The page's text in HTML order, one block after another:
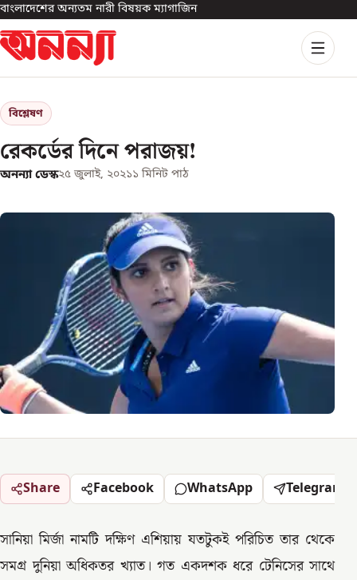
বাংলাদেশের অন্যতম নারী বিষয়ক ম্যাগাজিন
বিশ্লেষণ
রেকর্ডের দিনে পরাজয়!
অনন্যা ডেস্ক২৫ জুলাই, ২০২১১ মিনিট পাঠ
Share Facebook WhatsApp Telegram
সানিয়া মির্জা নামটি দক্ষিণ এশিয়ায় যতটুকই পরিচিত তার থেকে
সমগ্র দুনিয়া অধিকতর খ্যাত। গত একদশক ধরে টেনিসের সাথে